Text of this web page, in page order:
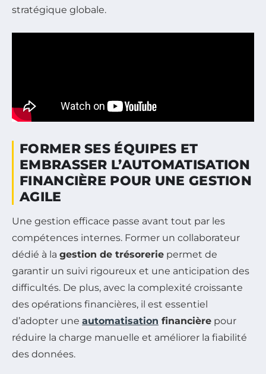
stratégique globale.
FORMER SES ÉQUIPES ET
EMBRASSER L’AUTOMATISATION
FINANCIÈRE POUR UNE GESTION
AGILE
Une gestion efficace passe avant tout par les
compétences internes. Former un collaborateur
dédié à la gestion de trésorerie permet de
garantir un suivi rigoureux et une anticipation des
difficultés. De plus, avec la complexité croissante
des opérations financières, il est essentiel
d’adopter une automatisation financière pour
réduire la charge manuelle et améliorer la fiabilité
des données.